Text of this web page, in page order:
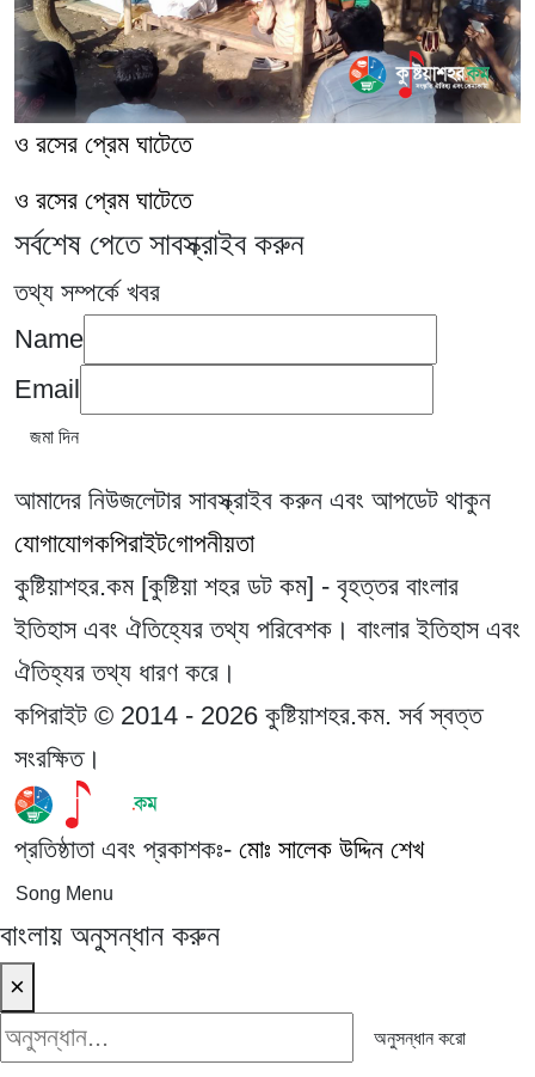
ও রসের প্রেম ঘাটেতে
ও রসের প্রেম ঘাটেতে
সর্বশেষ পেতে সাবস্ক্রাইব করুন
তথ্য সম্পর্কে খবর
Name
Email
আমাদের নিউজলেটার সাবস্ক্রাইব করুন এবং আপডেট থাকুন
যোগাযোগকপিরাইটগোপনীয়তা
কুষ্টিয়াশহর.কম [কুষ্টিয়া শহর ডট কম] - বৃহত্তর বাংলার
ইতিহাস এবং ঐতিহ্যের তথ্য পরিবেশক। বাংলার ইতিহাস এবং
ঐতিহ্যর তথ্য ধারণ করে।
কপিরাইট © 2014 - 2026 কুষ্টিয়াশহর.কম. সর্ব স্বত্ত
সংরক্ষিত।
প্রতিষ্ঠাতা এবং প্রকাশকঃ- মোঃ সালেক উদ্দিন শেখ
Song Menu
বাংলায় অনুসন্ধান করুন
×
অনুসন্ধান করো
অনুসন্ধান করো